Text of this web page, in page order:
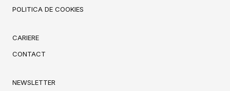
POLITICA DE COOKIES
CARIERE
CONTACT
NEWSLETTER